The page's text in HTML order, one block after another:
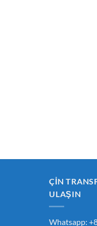
ÇİN
ULAŞIN
Whatsapp: